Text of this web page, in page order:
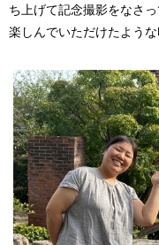
ち上げて記念撮影をなさ
楽しんでいただけたよう